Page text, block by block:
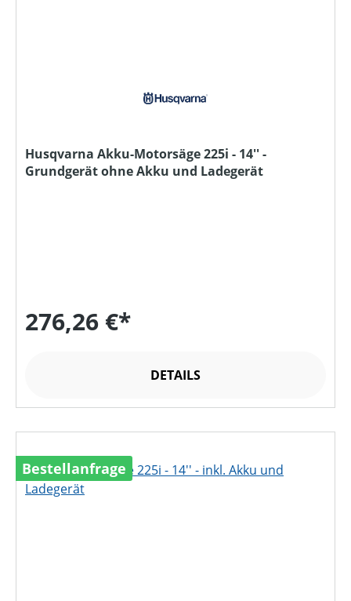
Husqvarna Akku-Motorsäge 225i - 14'' -
Grundgerät ohne Akku und Ladegerät
276,26 €*
DETAILS
Bestellanfrage